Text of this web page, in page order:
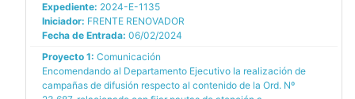
Expediente: 2024-E-1135
Iniciador: FRENTE RENOVADOR
Fecha de Entrada: 06/02/2024
Proyecto 1: Comunicación
Encomendando al Departamento Ejecutivo la realización de
campañas de difusión respecto al contenido de la Ord. Nº